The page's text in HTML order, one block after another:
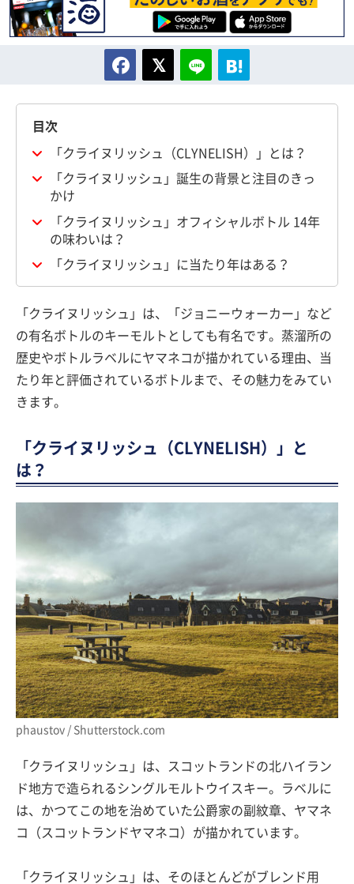
目次
「クライヌリッシュ（CLYNELISH）」とは？
「クライヌリッシュ」誕生の背景と注目のきっ
かけ
「クライヌリッシュ」オフィシャルボトル 14年
の味わいは？
「クライヌリッシュ」に当たり年はある？
「クライヌリッシュ」は、「ジョニーウォーカー」など
の有名ボトルのキーモルトとしても有名です。蒸溜所の
歴史やボトルラベルにヤマネコが描かれている理由、当
たり年と評価されているボトルまで、その魅力をみてい
きます。
「クライヌリッシュ（CLYNELISH）」と
は？
phaustov / Shutterstock.com
「クライヌリッシュ」は、スコットランドの北ハイラン
ド地方で造られるシングルモルトウイスキー。ラベルに
は、かつてこの地を治めていた公爵家の副紋章、ヤマネ
コ（スコットランドヤマネコ）が描かれています。
「クライヌリッシュ」は、そのほとんどがブレンド用